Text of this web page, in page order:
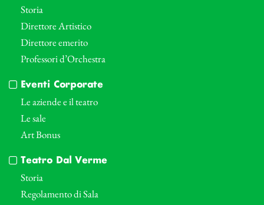
Storia
Direttore Artistico
Direttore emerito
Professori d’Orchestra
Eventi Corporate
Le aziende e il teatro
Le sale
Art Bonus
Teatro Dal Verme
Storia
Regolamento di Sala